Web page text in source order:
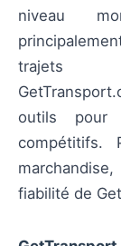
niveau
trajets
outils pour
compétitifs.
fiabilité de